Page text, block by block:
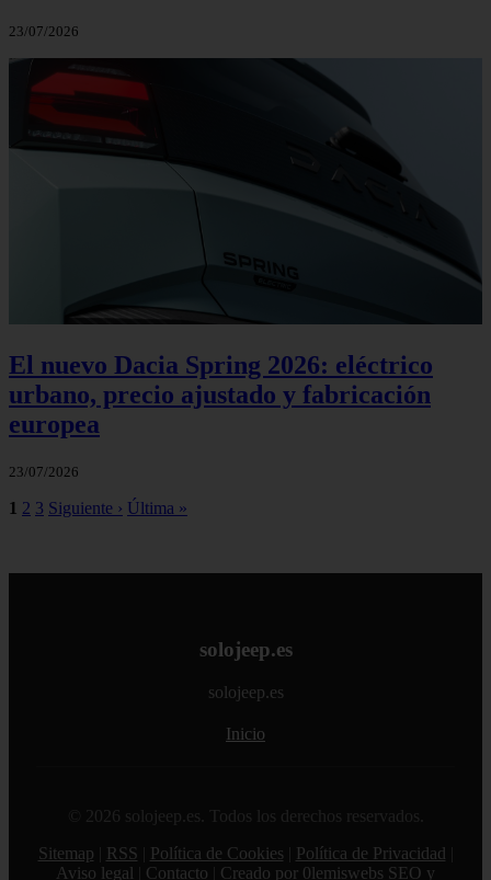
23/07/2026
El nuevo Dacia Spring 2026: eléctrico
urbano, precio ajustado y fabricación
europea
23/07/2026
1 2 3 Siguiente › Última »
solojeep.es
solojeep.es
Inicio
© 2026 solojeep.es. Todos los derechos reservados.
Sitemap
RSS Política de Cookies Política de Privacidad
Aviso legal
Contacto Creado por 0lemiswebs SEO y